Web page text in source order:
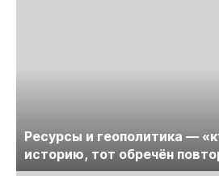
Ресурсы и геополитика —
историю, тот обречён